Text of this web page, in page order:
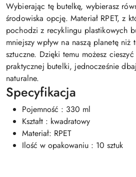
Wybierając tę butelkę, wybierasz
środowiska opcję. Materiał RPET, z
pochodzi z recyklingu plastikowych
mniejszy wpływ na naszą planetę niż
sztuczne. Dzięki temu możesz
praktycznej butelki, jednocześnie
naturalne.
Specyfikacja
Pojemność : 330 ml
Kształt : kwadratowy
Materiał: RPET
Ilość w opakowaniu : 10 sztuk